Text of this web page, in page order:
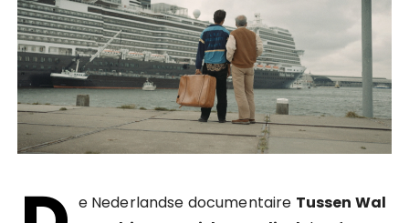
e Nederlandse documentaire Tussen Wal